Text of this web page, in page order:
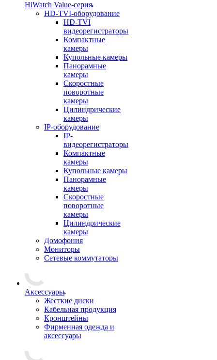
HiWatch Value-серия
HD-TVI-оборудование
HD-TVI
видеорегистраторы
Компактные
камеры
Купольные камеры
Панорамные
камеры
Скоростные
поворотные
камеры
Цилиндрические
камеры
IP-оборудование
IP-
видеорегистраторы
Компактные
камеры
Купольные камеры
Панорамные
камеры
Скоростные
поворотные
камеры
Цилиндрические
камеры
Домофония
Мониторы
Сетевые коммутаторы
Аксессуары
Жесткие диски
Кабельная продукция
Кронштейны
Фирменная одежда и
аксессуары